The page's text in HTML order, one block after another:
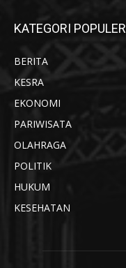
KATEGORI POPULER
BERITA
KESRA
EKONOMI
PARIWISATA
OLAHRAGA
POLITIK
HUKUM
KESEHATAN